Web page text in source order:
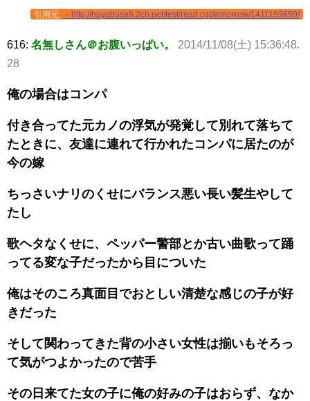
引用元: ・http://hayabusa6.2ch.net/test/read.cgi/tomorrow/1411193659/
616: 名無しさん＠お腹いっぱい。
2014/11/08(土) 15:36:48.
28
俺の場合はコンパ
付き合ってた元カノの浮気が発覚して別れて落ちて
たときに、友達に連れて行かれたコンパに居たのが
今の嫁
ちっさいナリのくせにバランス悪い長い髪生やして
たし
歌ヘタなくせに、ペッパー警部とか古い曲歌って踊
ってる変な子だったから目についた
俺はそのころ真面目でおとしい清楚な感じの子が好
きだった
そして関わってきた背の小さい女性は揃いもそろっ
て気がつよかったので苦手
その日来てた女の子に俺の好みの子はおらず、なか